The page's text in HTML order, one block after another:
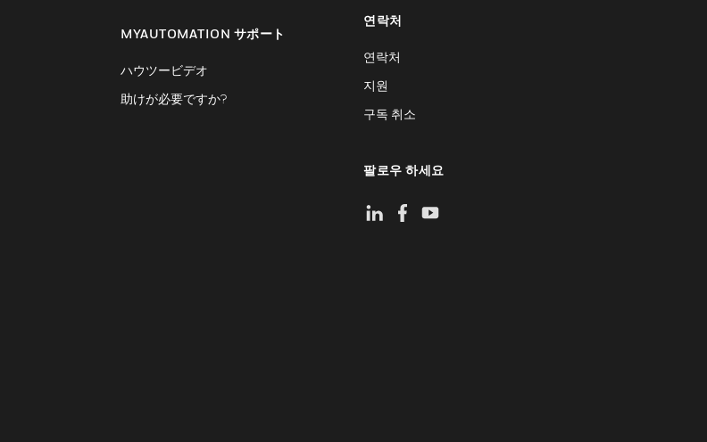
MYAUTOMATION サポート
ハウツービデオ
助けが必要ですか?
연락처
연락처
지원
구독 취소
팔로우 하세요